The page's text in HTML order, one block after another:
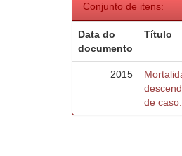
Conjunto de itens:
Data do
documento
Título
2015
de caso.